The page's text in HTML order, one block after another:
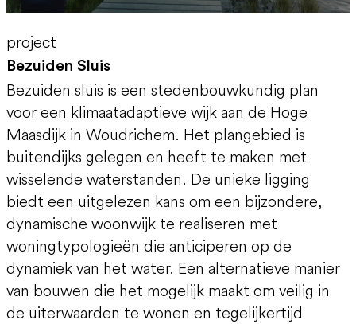
project
Bezuiden Sluis
Bezuiden sluis is een stedenbouwkundig plan
voor een klimaatadaptieve wijk aan de Hoge
Maasdijk in Woudrichem. Het plangebied is
buitendijks gelegen en heeft te maken met
wisselende waterstanden. De unieke ligging
biedt een uitgelezen kans om een bijzondere,
dynamische woonwijk te realiseren met
woningtypologieën die anticiperen op de
dynamiek van het water. Een alternatieve manier
van bouwen die het mogelijk maakt om veilig in
de uiterwaarden te wonen en tegelijkertijd